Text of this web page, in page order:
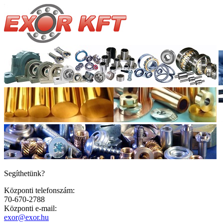
Segíthetünk?
Központi telefonszám:
70-670-2788
Központi e-mail:
exor@exor.hu